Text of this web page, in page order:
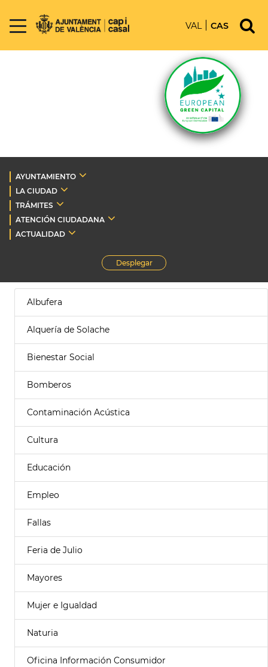
VAL CAS
AYUNTAMIENTO
LA CIUDAD
TRÁMITES
ATENCIÓN CIUDADANA
ACTUALIDAD
Desplegar
Albufera
Alquería de Solache
Bienestar Social
Bomberos
Contaminación Acústica
Cultura
Educación
Empleo
Fallas
Feria de Julio
Mayores
Mujer e Igualdad
Naturia
Oficina Información Consumidor